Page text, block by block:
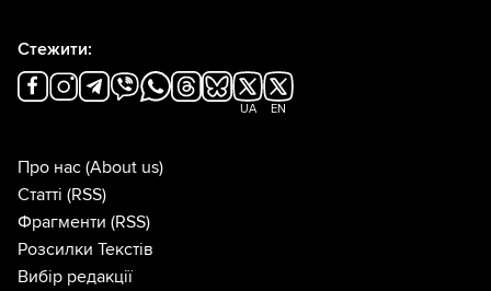
Стежити:
UA EN
Про нас (About us)
Статті (RSS)
Фрагменти (RSS)
Розсилки Текстів
Вибір редакції